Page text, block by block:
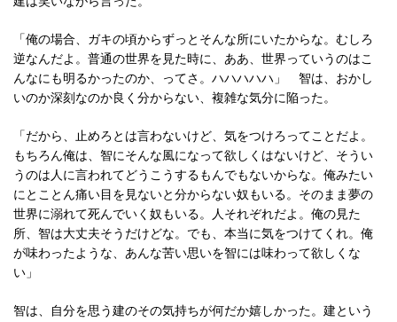
「俺の場合、ガキの頃からずっとそんな所にいたからな。むしろ
逆なんだよ。普通の世界を見た時に、ああ、世界っていうのはこ
んなにも明るかったのか、ってさ。ハハハハハ」 智は、おかし
いのか深刻なのか良く分からない、複雑な気分に陥った。
「だから、止めろとは言わないけど、気をつけろってことだよ。
もちろん俺は、智にそんな風になって欲しくはないけど、そうい
うのは人に言われてどうこうするもんでもないからな。俺みたい
にとことん痛い目を見ないと分からない奴もいる。そのまま夢の
世界に溺れて死んでいく奴もいる。人それぞれだよ。俺の見た
所、智は大丈夫そうだけどな。でも、本当に気をつけてくれ。俺
が味わったような、あんな苦い思いを智には味わって欲しくな
い」
智は、自分を思う建のその気持ちが何だか嬉しかった。建という